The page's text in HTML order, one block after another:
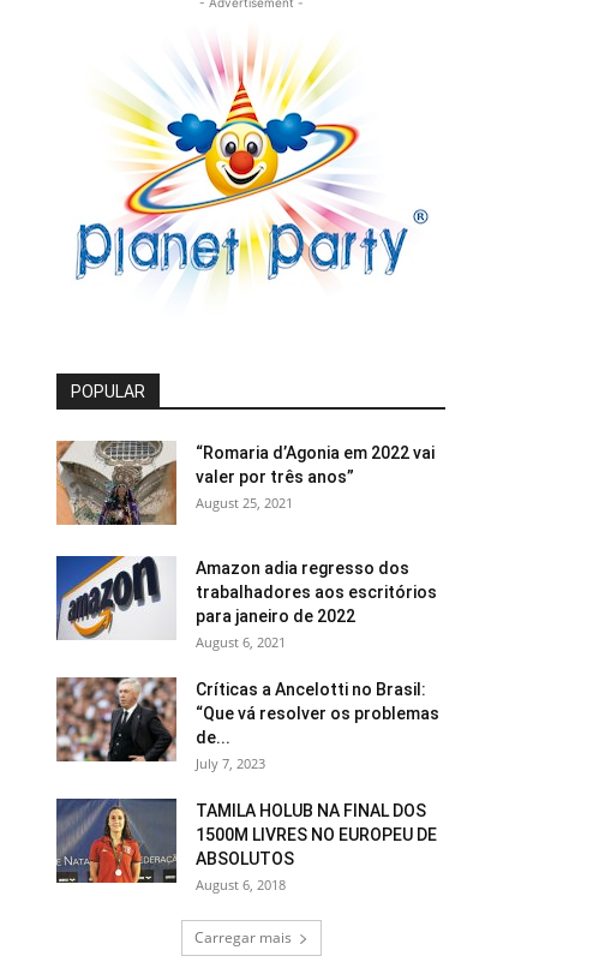
POPULAR
“Romaria d’Agonia em 2022 vai
valer por três anos”
August 25, 2021
Amazon adia regresso dos
trabalhadores aos escritórios
para janeiro de 2022
August 6, 2021
Críticas a Ancelotti no Brasil:
“Que vá resolver os problemas
de...
July 7, 2023
TAMILA HOLUB NA FINAL DOS
1500M LIVRES NO EUROPEU DE
ABSOLUTOS
August 6, 2018
Carregar mais